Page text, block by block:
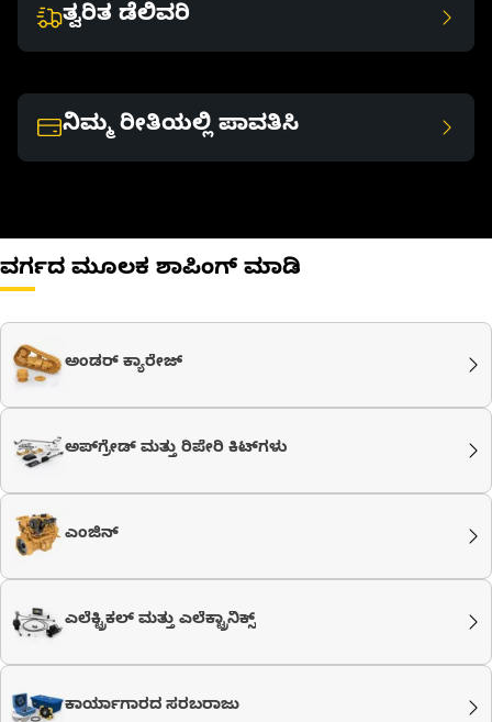
ತ್ವರಿತ ಡೆಲಿವರಿ
ನಿಮ್ಮ ರೀತಿಯಲ್ಲಿ ಪಾವತಿಸಿ
ವರ್ಗದ ಮೂಲಕ ಶಾಪಿಂಗ್ ಮಾಡಿ
ಅಂಡರ್ ಕ್ಯಾರೇಜ್
ಅಪ್‌ಗ್ರೇಡ್ ಮತ್ತು ರಿಪೇರಿ ಕಿಟ್‌ಗಳು
ಎಂಜಿನ್
ಎಲೆಕ್ಟ್ರಿಕಲ್ ಮತ್ತು ಎಲೆಕ್ಟ್ರಾನಿಕ್ಸ್
ಕಾರ್ಯಾಗಾರದ ಸರಬರಾಜು